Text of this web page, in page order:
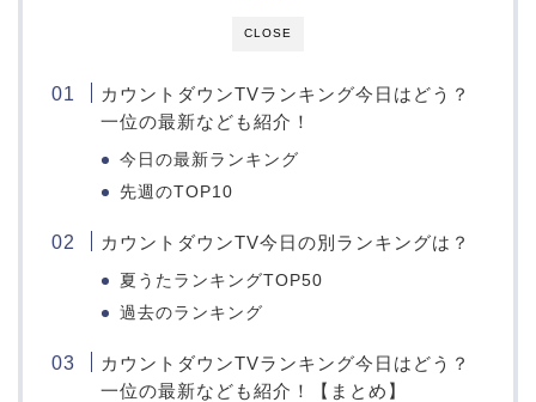
CLOSE
カウントダウンTVランキング今日はどう？
一位の最新なども紹介！
今日の最新ランキング
先週のTOP10
カウントダウンTV今日の別ランキングは？
夏うたランキングTOP50
過去のランキング
カウントダウンTVランキング今日はどう？
一位の最新なども紹介！【まとめ】